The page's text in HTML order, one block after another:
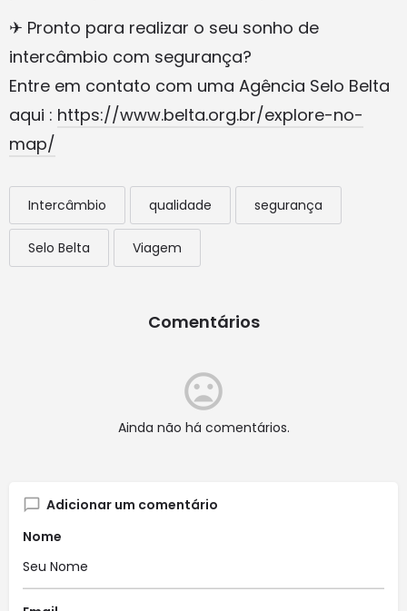
✈ Pronto para realizar o seu sonho de
intercâmbio com segurança?
Entre em contato com uma Agência Selo Belta
aqui : https://www.belta.org.br/explore-no-
map/
Intercâmbio qualidade segurança
Selo Belta Viagem
Comentários
Ainda não há comentários.
Adicionar um comentário
Nome